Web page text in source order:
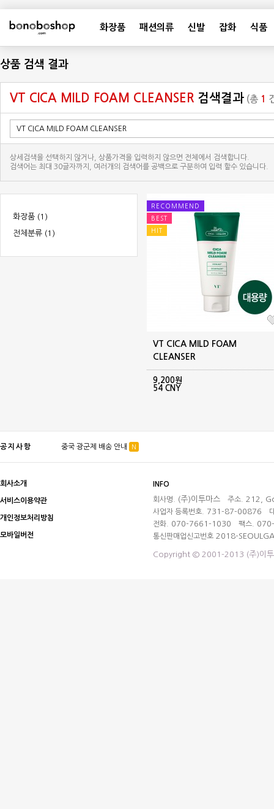
화장품 패션의류 신발 잡화 식품
상품 검색 결과
VT CICA MILD FOAM CLEANSER 검색결과 (총 1
상세검색을 선택하지 않거나, 상품가격을 입력하지 않으면 전체에서 검색합니다.
검색어는 최대 30글자까지, 여러개의 검색어를 공백으로 구분하여 입력 할수 있습니다.
화장품 (1)
전체분류 (1)
RECOMMEND
BEST
HIT
VT CICA MILD FOAM
CLEANSER
9,200원
54 CNY
공지사항 중국 광군제 배송 안내 N
더보기
회사소개
서비스이용약관
개인정보처리방침
모바일버전
INFO
회사명. (주)이투마스 주소. 212,
사업자 등록번호. 731-87-00876
전화.
070-7661-1030 팩스.
통신판매업신고번호 2018-
Copyright © 2001-2013 (주)이